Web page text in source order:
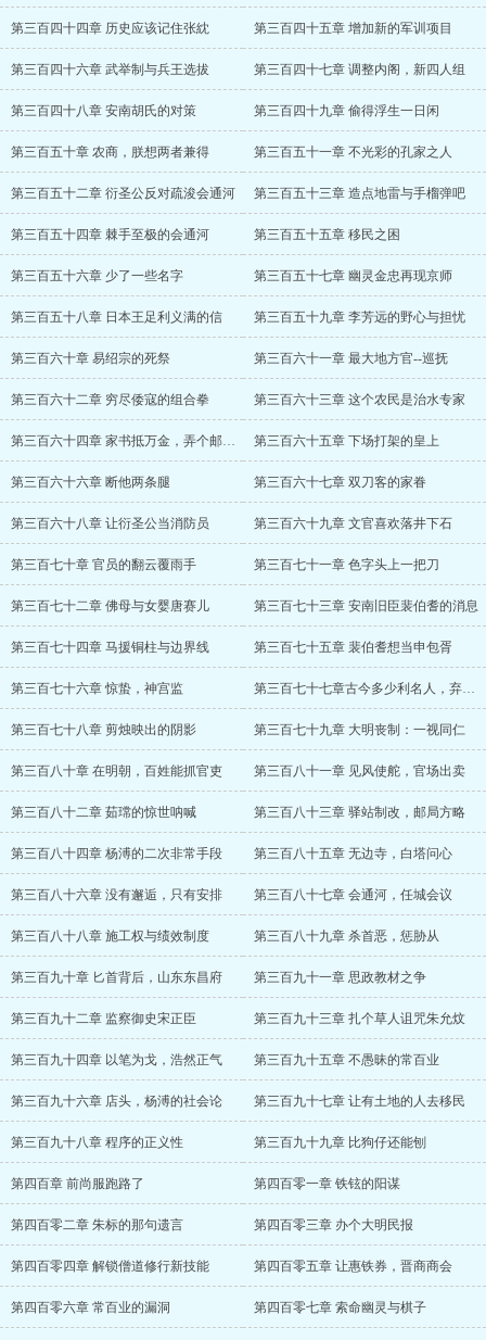
第三百四十四章 历史应该记住张紞 第三百四十五章 增加新的军训项目
第三百四十六章 武举制与兵王选拔 第三百四十七章 调整内阁，新四人组
第三百四十八章 安南胡氏的对策 第三百四十九章 偷得浮生一日闲
第三百五十章 农商，朕想两者兼得 第三百五十一章 不光彩的孔家之人
第三百五十二章 衍圣公反对疏浚会通河 第三百五十三章 造点地雷与手榴弹吧
第三百五十四章 棘手至极的会通河 第三百五十五章 移民之困
第三百五十六章 少了一些名字 第三百五十七章 幽灵金忠再现京师
第三百五十八章 日本王足利义满的信 第三百五十九章 李芳远的野心与担忧
第三百六十章 易绍宗的死祭 第三百六十一章 最大地方官--巡抚
第三百六十二章 穷尽倭寇的组合拳 第三百六十三章 这个农民是治水专家
第三百六十四章 家书抵万金，弄个邮政吧 第三百六十五章 下场打架的皇上
第三百六十六章 断他两条腿 第三百六十七章 双刀客的家眷
第三百六十八章 让衍圣公当消防员 第三百六十九章 文官喜欢落井下石
第三百七十章 官员的翻云覆雨手 第三百七十一章 色字头上一把刀
第三百七十二章 佛母与女婴唐赛儿 第三百七十三章 安南旧臣裴伯耆的消息
第三百七十四章 马援铜柱与边界线 第三百七十五章 裴伯耆想当申包胥
第三百七十六章 惊蛰，神宫监 第三百七十七章古今多少利名人，弃命斗争功
第三百七十八章 剪烛映出的阴影 第三百七十九章 大明丧制：一视同仁
第三百八十章 在明朝，百姓能抓官吏 第三百八十一章 见风使舵，官场出卖
第三百八十二章 茹瑺的惊世呐喊 第三百八十三章 驿站制改，邮局方略
第三百八十四章 杨溥的二次非常手段 第三百八十五章 无边寺，白塔问心
第三百八十六章 没有邂逅，只有安排 第三百八十七章 会通河，任城会议
第三百八十八章 施工权与绩效制度 第三百八十九章 杀首恶，惩胁从
第三百九十章 匕首背后，山东东昌府 第三百九十一章 思政教材之争
第三百九十二章 监察御史宋正臣 第三百九十三章 扎个草人诅咒朱允炆
第三百九十四章 以笔为戈，浩然正气 第三百九十五章 不愚昧的常百业
第三百九十六章 店头，杨溥的社会论 第三百九十七章 让有土地的人去移民
第三百九十八章 程序的正义性 第三百九十九章 比狗仔还能刨
第四百章 前尚服跑路了 第四百零一章 铁铉的阳谋
第四百零二章 朱标的那句遗言 第四百零三章 办个大明民报
第四百零四章 解锁僧道修行新技能 第四百零五章 让惠铁券，晋商商会
第四百零六章 常百业的漏洞 第四百零七章 索命幽灵与棋子